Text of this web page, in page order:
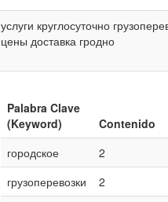
услуги круглосуточно
цены доставка гродно
Palabra Clave
(Keyword)
Contenido
городское
2
грузоперевозки
2